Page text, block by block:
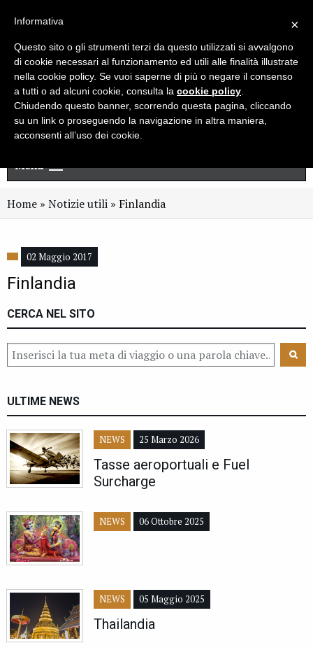
Newsletter
Menu
Home » Notizie utili » Finlandia
02 Maggio 2017
Finlandia
CERCA NEL SITO
ULTIME NEWS
NEWS 25 Marzo 2026
Tasse aeroportuali e Fuel
Surcharge
NEWS 06 Ottobre 2025
NEWS 05 Maggio 2025
Thailandia
×
Informativa
Questo sito o gli strumenti terzi da questo utilizzati si avvalgono
di cookie necessari al funzionamento ed utili alle finalità illustrate
nella cookie policy. Se vuoi saperne di più o negare il consenso
a tutti o ad alcuni cookie, consulta la cookie policy
Chiudendo questo banner, scorrendo questa pagina, cliccando
su un link o proseguendo la navigazione in altra maniera,
acconsenti all’uso dei cookie.